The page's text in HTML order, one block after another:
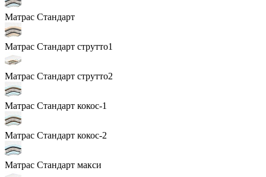
Матрас Стандарт
Матрас Стандарт струтто1
Матрас Стандарт струтто2
Матрас Стандарт кокос-1
Матрас Стандарт кокос-2
Матрас Стандарт макси